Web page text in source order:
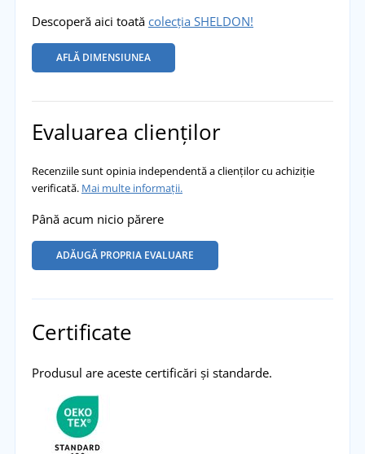
Descoperă aici toată colecția SHELDON!
AFLĂ DIMENSIUNEA
Evaluarea clienților
Recenziile sunt opinia independentă a clienților cu achiziție
verificată. Mai multe informații.
Până acum nicio părere
ADĂUGĂ PROPRIA EVALUARE
Certificate
Produsul are aceste certificări și standarde.